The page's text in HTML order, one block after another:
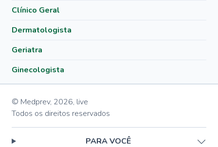
Clínico Geral
Dermatologista
Geriatra
Ginecologista
© Medprev, 2026, live
Todos os direitos reservados
PARA VOCÊ